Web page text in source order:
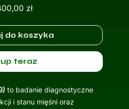
złCena
do koszyka
teraz
to badanie diagnostyczne
i stanu mięśni oraz